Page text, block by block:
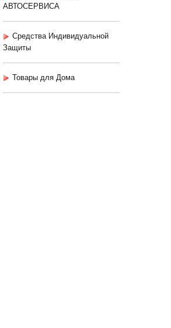
АВТОСЕРВИСА
Средства Индивидуальной
Защиты
Товары для Дома